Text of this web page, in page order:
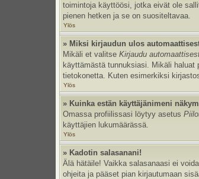
toimintoja käyttöösi, jotka eivät ole
pienen hetken ja se on suositeltavaa.
Ylös
» Miksi kirjaudun ulos
Mikäli et valitseKirjaudu
käyttämästä tunnuksiasi. Mikäli
tietokonetta. Kuten esimerkiksi
Ylös
» Kuinka estän käyttäjänimeni
Omassa profiilissasi löytyy asetus
käyttäjien lukumäärässä.
Ylös
» Kadotin salasanani!
Älä hätäile! Vaikka salasanaasi ei
ohjeita ja pääset pian kirjautumaan